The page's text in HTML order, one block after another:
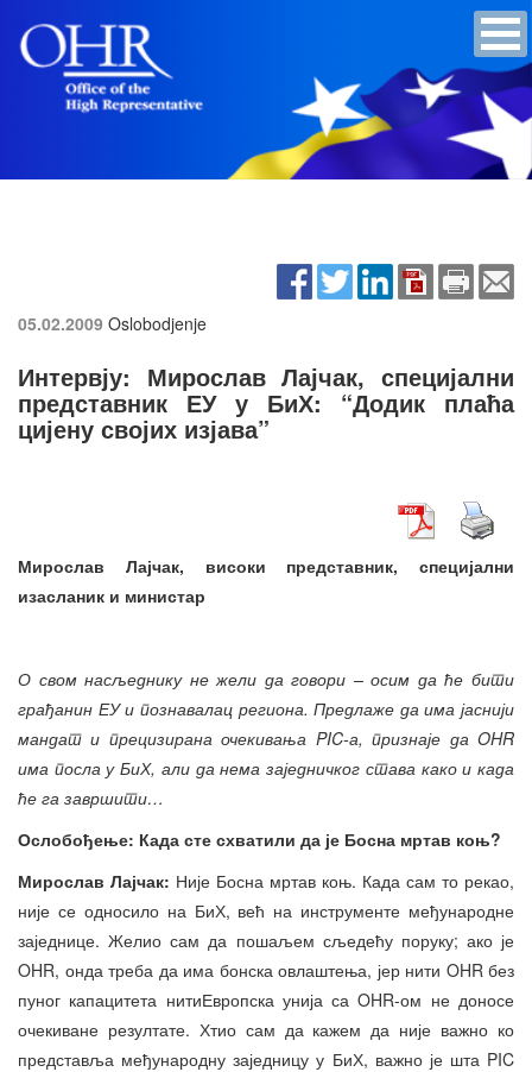
05.02.2009 Oslobodjenje
Интервју: Мирослав Лајчак, специјални
представник ЕУ у БиХ: “Додик плаћа
цијену својих изјава”
Мирослав Лајчак, високи представник, специјални
изасланик и министар
О свом насљеднику не жели даговори –осим да ће бити
грађанин ЕУ и познавалац региона. Предлаже да има јаснији
мандат и прецизирана очекивања PIC-а, признаје да OHR
има посла у БиХ, али да нема заједничког става како и када
ће га завршити…
Ослобођење: Када сте схватили да је Босна мртав коњ?
Мирослав Лајчак: Није Босна мртав коњ. Када сам то рекао,
није се односило на БиХ, већ на инструменте међународне
заједнице. Желио сам да пошаљем сљедећу поруку; ако је
OHR, онда треба да има бонска овлаштења, јер нити OHR без
пуног капацитета нитиЕвропска унија са OHR-ом не доносе
очекиване резултате. Хтио сам да кажем да није важно ко
представља међународну заједницу у БиХ, важно је шта PIC